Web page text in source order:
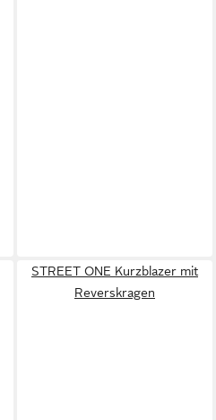
STREET ONE Kurzblazer mit
Reverskragen